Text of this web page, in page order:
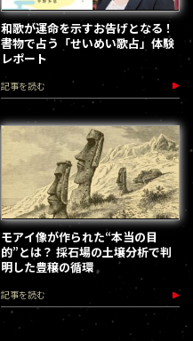
和歌が運命を示すお告げとなる！
書物で占う「せいめい歌占」体験
レポート
記事を読む
モアイ像が作られた“本当の目
的”とは？ 採石場の土壌分析で判
明した豊穣の循環
記事を読む